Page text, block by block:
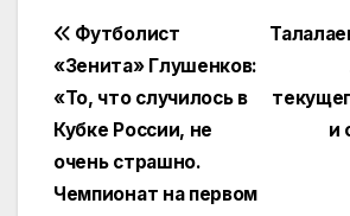
Навигация
по
записям
и
Футболист
«Зенита» Глушенков:
«То, что случилось в
Кубке России, не
очень страшно.
Чемпионат на первом